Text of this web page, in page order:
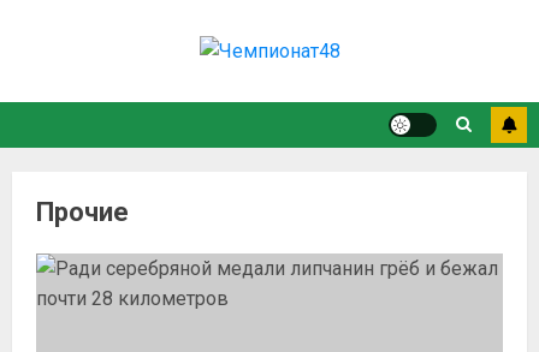
Прочие